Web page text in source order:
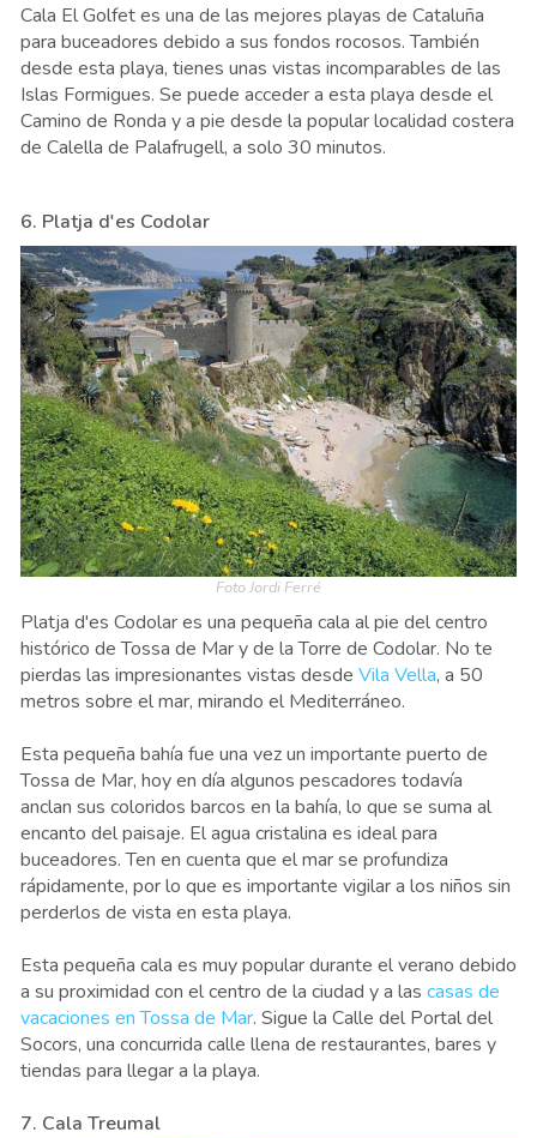
Cala El Golfet es una de las mejores playas de Cataluña
para buceadores debido a sus fondos rocosos. También
desde esta playa, tienes unas vistas incomparables de las
Islas Formigues. Se puede acceder a esta playa desde el
Camino de Ronda y a pie desde la popular localidad costera
de Calella de Palafrugell, a solo 30 minutos.
6. Platja d'es Codolar
Foto Jordi Ferré
Platja d'es Codolar es una pequeña cala al pie del centro
histórico de Tossa de Mar y de la Torre de Codolar. No te
pierdas las impresionantes vistas desde Vila Vella, a 50
metros sobre el mar, mirando el Mediterráneo.
Esta pequeña bahía fue una vez un importante puerto de
Tossa de Mar, hoy en día algunos pescadores todavía
anclan sus coloridos barcos en la bahía, lo que se suma al
encanto del paisaje. El agua cristalina es ideal para
buceadores. Ten en cuenta que el mar se profundiza
rápidamente, por lo que es importante vigilar a los niños sin
perderlos de vista en esta playa.
Esta pequeña cala es muy popular durante el verano debido
a su proximidad con el centro de la ciudad y a las casas de
vacaciones en Tossa de Mar. Sigue la Calle del Portal del
Socors, una concurrida calle llena de restaurantes, bares y
tiendas para llegar a la playa.
7. Cala Treumal